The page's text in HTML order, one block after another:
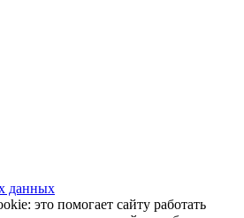
данных
это помогает сайту работать